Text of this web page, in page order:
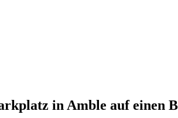
in Amble auf einen